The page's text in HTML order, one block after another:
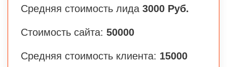
Средняя стоимость лида 3000 Руб.
Стоимость сайта: 50000
Средняя стоимость клиента: 15000